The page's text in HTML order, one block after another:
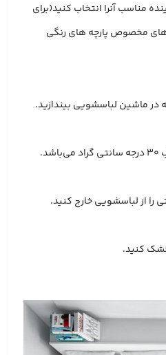
مناسب آنرا انتخاب کنید(برای
مخصوص پارچه های رنگی